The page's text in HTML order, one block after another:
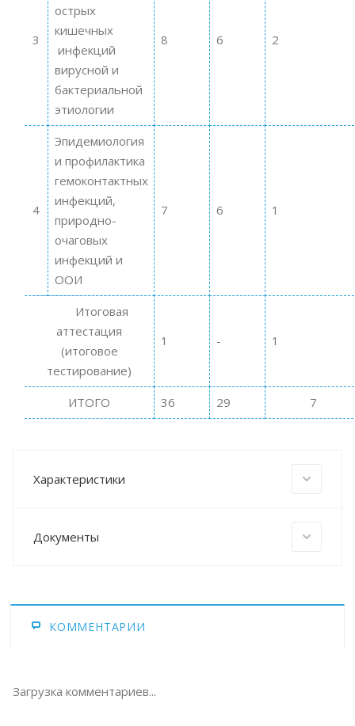
3
острых
кишечных
инфекций
вирусной и
бактериальной
этиологии
8 6 2
4
Эпидемиология
и профилактика
гемоконтактных
инфекций,
природно-
очаговых
инфекций и
ООИ
7 6 1
Итоговая
аттестация
(итоговое
тестирование)
1 - 1
ИТОГО 36 29 7
Характеристики
Документы
КОММЕНТАРИИ
Загрузка комментариев...